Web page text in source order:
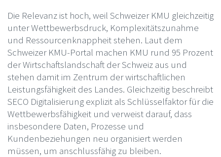
Die Relevanz ist hoch, weil Schweizer KMU gleichzeitig
unter Wettbewerbsdruck, Komplexitätszunahme
und Ressourcenknappheit stehen. Laut dem
Schweizer KMU-Portal machen KMU rund 95 Prozent
der Wirtschaftslandschaft der Schweiz aus und
stehen damit im Zentrum der wirtschaftlichen
Leistungsfähigkeit des Landes. Gleichzeitig beschreibt
SECO Digitalisierung explizit als Schlüsselfaktor für die
Wettbewerbsfähigkeit und verweist darauf, dass
insbesondere Daten, Prozesse und
Kundenbeziehungen neu organisiert werden
müssen, um anschlussfähig zu bleiben.